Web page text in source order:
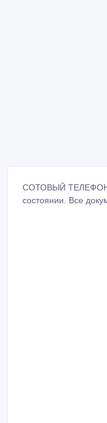
СОТОВЫЙ ТЕЛЕФОН
состоянии. Все